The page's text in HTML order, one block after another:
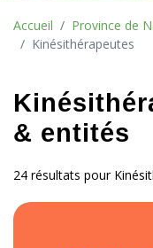
Accueil Province de
Kinésithérapeutes
& entités
24 résultats pour